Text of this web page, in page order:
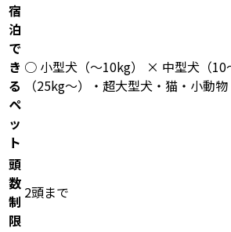
宿
泊
で
き
る
ペ
ッ
ト
○ 小型犬（〜10kg） × 中型犬（10
（25kg〜）・超大型犬・猫・小動物
頭
数
制
限
2頭まで